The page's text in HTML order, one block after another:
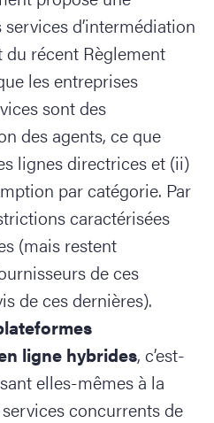
d’intermédiation
du récent Règlement
les entreprises
sont des
des agents, ce que
lignes directrices et (ii)
par catégorie. Par
caractérisées
(mais restent
de ces
de ces dernières).
ligne hybrides, c’est-
elles-mêmes à la
concurrents de